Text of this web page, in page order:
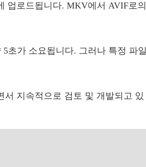
업로드됩니다. MKV에서 AVIF로의
초가 소요됩니다. 그러나 특정 파일
지속적으로 검토 및 개발되고 있